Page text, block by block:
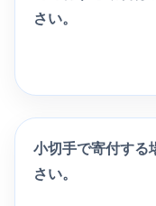
さい。
小切手で寄付する
さい。